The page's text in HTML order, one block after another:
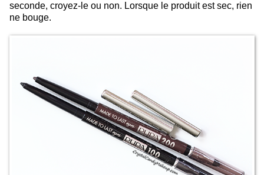
seconde, croyez-le ou non. Lorsque le produit est sec, rien
ne bouge.